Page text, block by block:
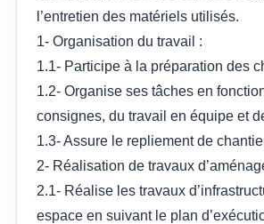
l’entretien des matériels utilisés.
1- Organisation du travail :
1.1- Participe à la préparation des
1.2- Organise ses tâches en
consignes, du travail en équipe et
1.3- Assure le repliement de
2- Réalisation de travaux
2.1- Réalise les travaux
espace en suivant le plan